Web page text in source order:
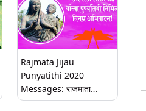
Rajmata Jijau
Punyatithi 2020
Messages: राजमाता
जिजाबाई पुण्यतिथी निमित्त